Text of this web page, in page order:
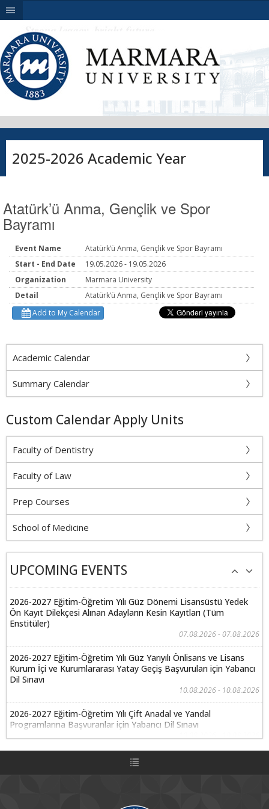
|||
2025-2026 Academic Year
Atatürk’ü Anma, Gençlik ve Spor
Bayramı
Event Name
Atatürk’ü Anma, Gençlik ve Spor Bayramı
Start - End Date
19.05.2026 - 19.05.2026
Organization
Marmara University
Detail
Atatürk’ü Anma, Gençlik ve Spor Bayramı
Add to My Calendar
Academic Calendar
Summary Calendar
Custom Calendar Apply Units
Faculty of Dentistry
Faculty of Law
Prep Courses
School of Medicine
UPCOMING EVENTS
2026-2027 Eğitim-Öğretim Yılı Güz Dönemi Lisansüstü Yedek
Ön Kayıt Dilekçesi Alınan Adayların Kesin Kayıtları (Tüm
Enstitüler)
07.08.2026 - 07.08.2026
2026-2027 Eğitim-Öğretim Yılı Güz Yarıyılı Önlisans ve Lisans
Kurum İçi ve Kurumlararası Yatay Geçiş Başvuruları için Yabancı
Dil Sınavı
10.08.2026 - 10.08.2026
2026-2027 Eğitim-Öğretim Yılı Çift Anadal ve Yandal
Programlarına Başvuranlar için Yabancı Dil Sınavı
2026-2027 Eğitim-Öğretim Yılı Güz Yarıyılı Önlisans ve Lisans
Kurum İçi ve Kurumlararası Yatay Geçiş Başvuruları Özel